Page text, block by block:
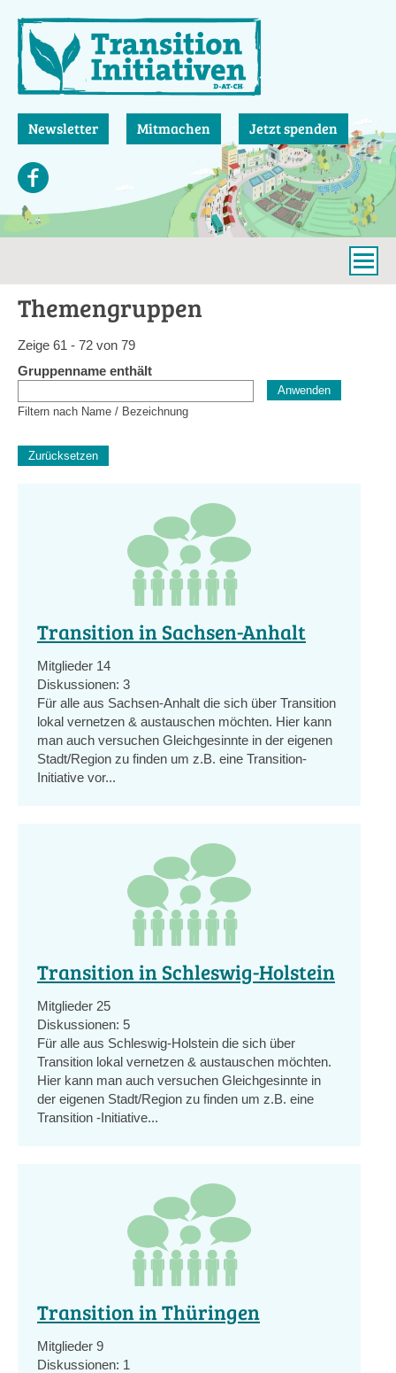
zum
Inhalt
Newsletter Mitmachen Jetzt spenden
Themengruppen
Zeige 61 - 72 von 79
Gruppenname enthält
Filtern nach Name / Bezeichnung
Transition in Sachsen-Anhalt
Mitglieder 14
Diskussionen: 3
Für alle aus Sachsen-Anhalt die sich über Transition
lokal vernetzen & austauschen möchten. Hier kann
man auch versuchen Gleichgesinnte in der eigenen
Stadt/Region zu finden um z.B. eine Transition-
Initiative vor...
Transition in Schleswig-Holstein
Mitglieder 25
Diskussionen: 5
Für alle aus Schleswig-Holstein die sich über
Transition lokal vernetzen & austauschen möchten.
Hier kann man auch versuchen Gleichgesinnte in
der eigenen Stadt/Region zu finden um z.B. eine
Transition -Initiative...
Transition in Thüringen
Mitglieder 9
Diskussionen: 1